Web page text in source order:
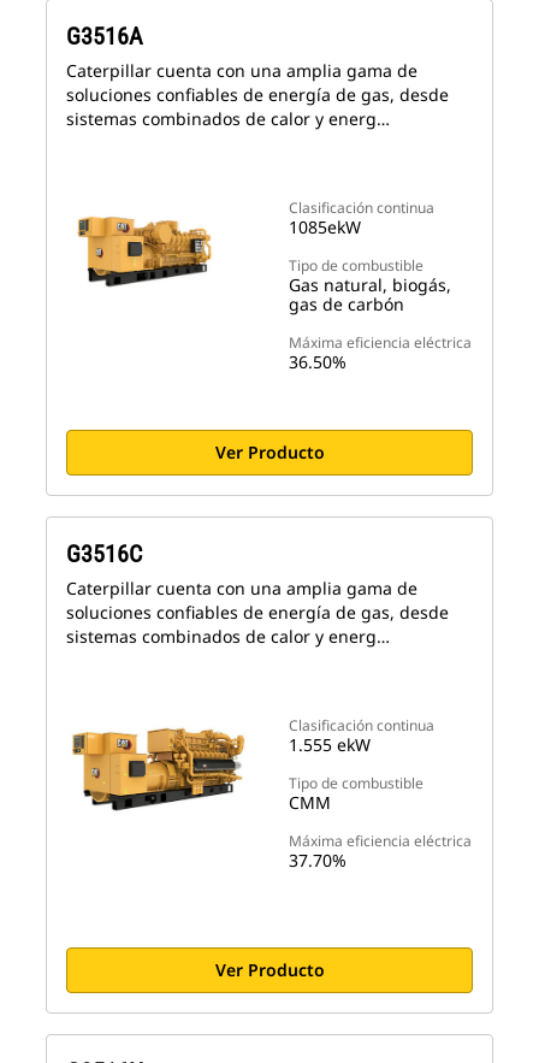
Clasificación continua
1085ekW
Tipo de combustible
Gas natural, biogás,
gas de carbón
Máxima eficiencia eléctrica
36.50%
G3516A
Caterpillar cuenta con una amplia gama de
soluciones confiables de energía de gas, desde
sistemas combinados de calor y energ…
Ver Producto
Clasificación continua
1.555 ekW
Tipo de combustible
CMM
Máxima eficiencia eléctrica
37.70%
G3516C
Caterpillar cuenta con una amplia gama de
soluciones confiables de energía de gas, desde
sistemas combinados de calor y energ…
Ver Producto